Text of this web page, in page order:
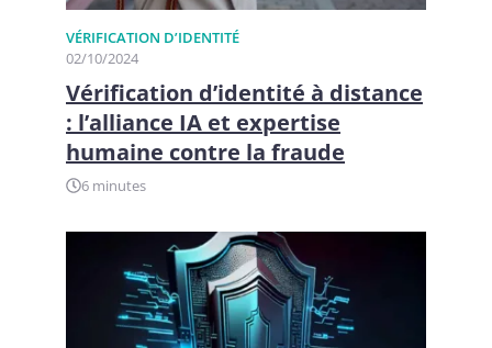
VÉRIFICATION D’IDENTITÉ
02/10/2024
Vérification d’identité à distance
: l’alliance IA et expertise
humaine contre la fraude
6 minutes